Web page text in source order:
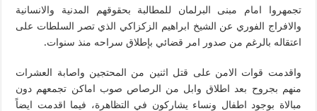
تجمهروا امام مبنى البرلمان للمطالبة بحقوقهم المدنية والانسانية
والافراج الفوري عن الشيخ ابراهيم الزكزاكي الذي تصر السلطات على
اعتقاله بالرغم من صدور امر قضائي بإطلاق سراحه منذ سنوات.
واقدمت قوات الامن على قتل اثنين من المحتجين واصابة العشرات
منهم بجروح بعد اطلاق وابل من الرصاص صوب اماكن تجمعهم دون
مبالاة بوجود اطفال ونساء يشاركون في التظاهرة، فيما اقدمت ايضاً